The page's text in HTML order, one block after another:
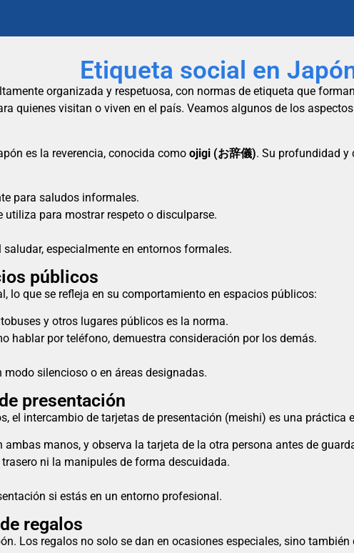
Etiqueta social en
organizada y respetuosa, con normas de etiqueta que
quienes visitan o viven en el país. Veamos algunos de los
es la reverencia, conocida como ojigi (お辞儀). Su profundidad y
para saludos informales.
utiliza para mostrar respeto o disculparse.
especialmente en entornos formales.
públicos
lo que se refleja en su comportamiento en espacios públicos:
y otros lugares públicos es la norma.
hablar por teléfono, demuestra consideración por los demás.
silencioso o en áreas designadas.
presentación
el intercambio de tarjetas de presentación (meishi) es una práctica
ambas manos, y observa la tarjeta de la otra persona antes de
ni la manipules de forma descuidada.
si estás en un entorno profesional.
regalos
Los regalos no solo se dan en ocasiones especiales, sino